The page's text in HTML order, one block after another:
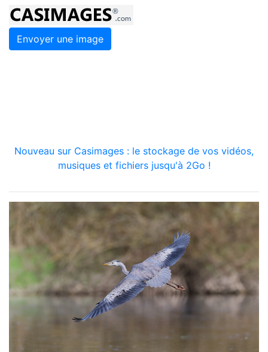
Envoyer une image
Nouveau sur Casimages : le stockage de vos vidéos,
musiques et fichiers jusqu'à 2Go !